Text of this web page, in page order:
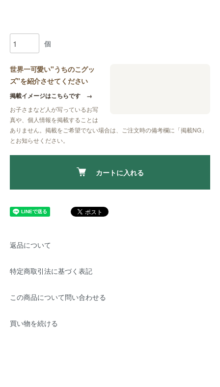
個
世界一可愛い"うちのこグッ
ズ"を紹介させてください
掲載イメージはこちらです →
お子さまなど人が写っているお写
真や、個人情報を掲載することは
ありません。掲載をご希望でない場合は、ご注文時の備考欄に 「掲載NG」
とお知らせください。
カートに入れる
返品について
特定商取引法に基づく表記
この商品について問い合わせる
買い物を続ける